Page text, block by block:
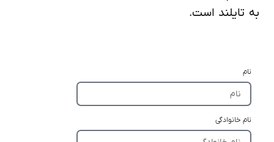
به تایلند است.
نام
نام خانوادگی